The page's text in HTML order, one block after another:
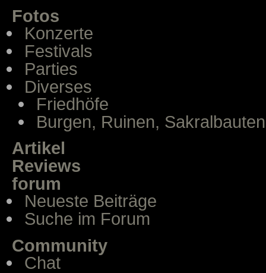
Fotos
Konzerte
Festivals
Parties
Diverses
Friedhöfe
Burgen, Ruinen, Sakralbauten
Artikel
Reviews
forum
Neueste Beiträge
Suche im Forum
Community
Chat